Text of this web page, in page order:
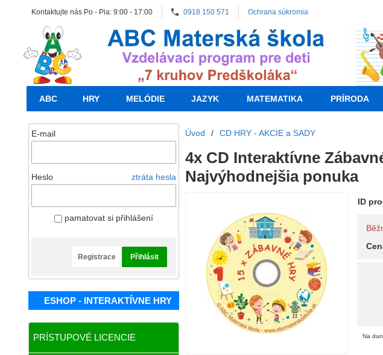
Kontaktujte nás Po - Pia: 9:00 - 17:00 0918 150 571 Ochrana súkromia
ABC HRY MELÓDIE JAZYK MATEMATIKA PRÍRODA
E-mail
Heslo ztráta hesla
pamatovat si přihlášení
Registrace Přihlásit
ESHOP - INTERAKTÍVNE HRY
PRÍSTUPOVÉ LICENCIE
Úvod / CD HRY - AKCIE a SADY
4x CD Interaktívne
Najvýhodnejšia ponuka
ID
Na